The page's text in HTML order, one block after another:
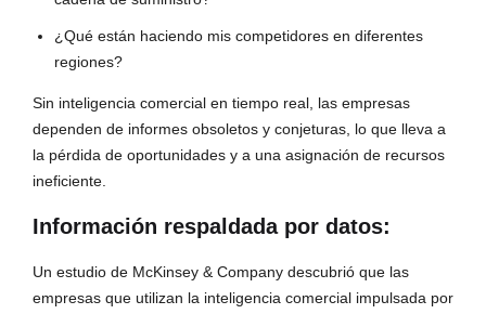
¿Qué están haciendo mis competidores en diferentes
regiones?
Sin inteligencia comercial en tiempo real, las empresas
dependen de informes obsoletos y conjeturas, lo que lleva a
la pérdida de oportunidades y a una asignación de recursos
ineficiente.
Información respaldada por datos:
Un estudio de McKinsey & Company descubrió que las
empresas que utilizan la inteligencia comercial impulsada por